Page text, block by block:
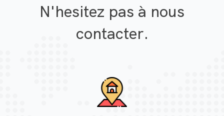
N'hesitez pas à nous
contacter.